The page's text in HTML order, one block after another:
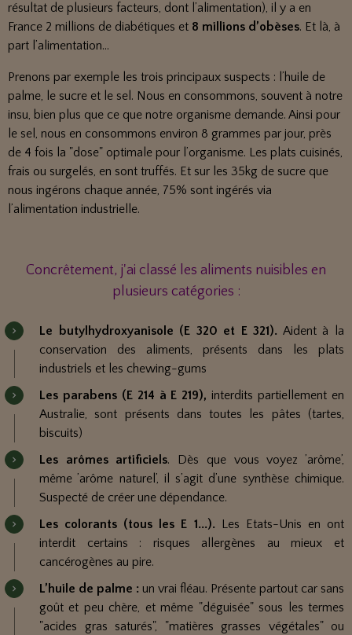
résultat de plusieurs facteurs, dont l’alimentation), il y a en
France 2 millions de diabétiques et 8 millions d’obèses. Et là, à
part l’alimentation...
Prenons par exemple les trois principaux suspects : l’huile de
palme, le sucre et le sel. Nous en consommons, souvent à notre
insu, bien plus que ce que notre organisme demande. Ainsi pour
le sel, nous en consommons environ 8 grammes par jour, près
de 4 fois la "dose" optimale pour l’organisme. Les plats cuisinés,
frais ou surgelés, en sont truffés. Et sur les 35kg de sucre que
nous ingérons chaque année, 75% sont ingérés via
l’alimentation industrielle.
Concrêtement, j'ai classé les aliments nuisibles en
plusieurs catégories :
Le butylhydroxyanisole (E 320 et E 321). Aident à la
conservation des aliments, présents dans les plats
industriels et les chewing-gums
Les parabens (E 214 à E 219), interdits partiellement en
Australie, sont présents dans toutes les pâtes (tartes,
biscuits)
Les arômes artificiels. Dès que vous voyez ’arôme’,
même ’arôme naturel’, il s’agit d’une synthèse chimique.
Suspecté de créer une dépendance.
Les colorants (tous les E 1...). Les Etats-Unis en ont
interdit certains : risques allergènes au mieux et
cancérogènes au pire.
L’huile de palme : un vrai fléau. Présente partout car sans
goût et peu chère, et même "déguisée" sous les termes
"acides gras saturés", "matières grasses végétales" ou